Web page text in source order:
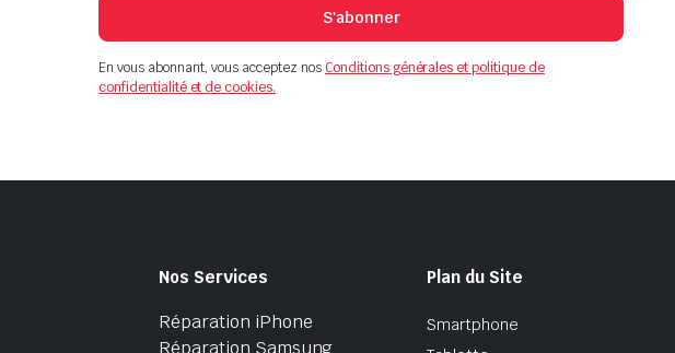
S'abonner
En vous abonnant, vous acceptez nosConditions générales et politique de
confidentialité et de cookies.
Nos Services
Réparation iPhone
Plan du Site
Smartphone